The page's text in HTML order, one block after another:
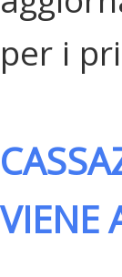
per i
VIENE